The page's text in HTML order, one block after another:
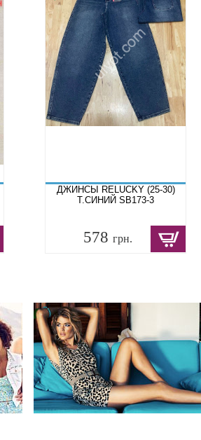
ДЖИНСЫ RELUCKY (25-30)
Т.СИНИЙ SB173-3
578 грн.